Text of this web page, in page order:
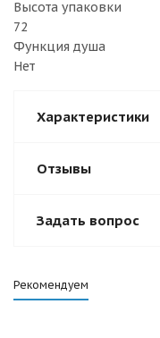
Высота упаковки
72
Функция душа
Нет
Характеристики
Отзывы
Задать вопрос
Рекомендуем